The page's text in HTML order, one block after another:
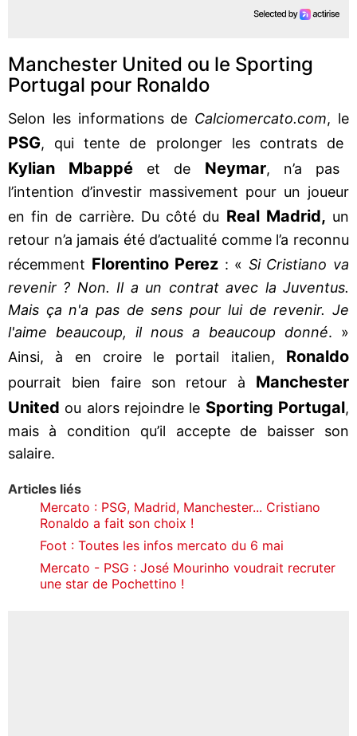
Manchester United ou le Sporting
Portugal pour Ronaldo
Selon les informations de Calciomercato.com, le
PSG, qui tente de prolonger les contrats de
Kylian Mbappé et de Neymar, n’a pas
l’intention d’investir massivement pour un joueur
en fin de carrière. Du côté du Real Madrid, un
retour n’a jamais été d’actualité comme l’a reconnu
récemment Florentino Perez : « Si Cristiano va
revenir ? Non. Il a un contrat avec la Juventus.
Mais ça n'a pas de sens pour lui de revenir. Je
l'aime beaucoup, il nous a beaucoup donné. »
Ainsi, à en croire le portail italien, Ronaldo
pourrait bien faire son retour à Manchester
United ou alors rejoindre le Sporting Portugal,
mais à condition qu’il accepte de baisser son
salaire.
Articles liés
Mercato : PSG, Madrid, Manchester... Cristiano
Ronaldo a fait son choix !
Foot : Toutes les infos mercato du 6 mai
Mercato - PSG : José Mourinho voudrait recruter
une star de Pochettino !